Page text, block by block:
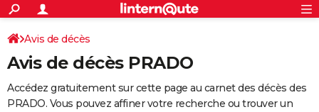
ACTUALITÉS
Politique
Société
Faits Divers
Education
Monde
Villes
+
SPORT
Coupe du monde 2026
Football
Tennis
Cyclisme
Rugby
Forum
Programme TV
TNT
Streaming
Cinéma
Sorties cinéma
Musique
+
FINANCE
Avis de décès
Avis de décès PRADO
Accédez gratuitement sur cette page au carnet des décès des
PRADO. Vous pouvez affiner votre recherche ou trouver un